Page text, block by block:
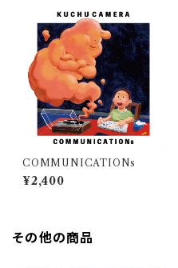
COMMUNICATIONs
¥2,400
その他の商品